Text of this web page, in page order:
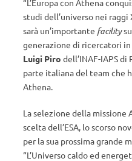
“L’Europa con Athena
studi dell’universo nei raggi
sarà un’importante facility
generazione di ricercatori
Luigi Piro dell’INAF-IAPS
parte italiana del team che
Athena.
La selezione della missione
scelta dell’ESA, lo scorso
per la sua prossima grande
“L’Universo caldo ed